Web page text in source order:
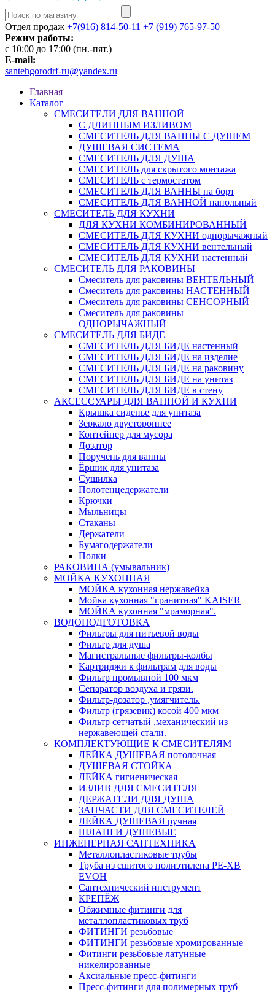
Отдел продаж +7(916) 814-50-11 +7 (919) 765-97-50
Режим работы:
c 10:00 до 17:00 (пн.-пят.)
E-mail:
santehgorodrf-ru@yandex.ru
Главная
Каталог
СМЕСИТЕЛИ ДЛЯ ВАННОЙ
С ДЛИННЫМ ИЗЛИВОМ
СМЕСИТЕЛЬ ДЛЯ ВАННЫ С ДУШЕМ
ДУШЕВАЯ СИСТЕМА
СМЕСИТЕЛЬ ДЛЯ ДУША
СМЕСИТЕЛЬ для скрытого монтажа
СМЕСИТЕЛЬ с термостатом
СМЕСИТЕЛЬ ДЛЯ ВАННЫ на борт
СМЕСИТЕЛЬ ДЛЯ ВАННОЙ напольный
СМЕСИТЕЛЬ ДЛЯ КУХНИ
ДЛЯ КУХНИ КОМБИНИРОВАННЫЙ
СМЕСИТЕЛЬ ДЛЯ КУХНИ однорычажный
СМЕСИТЕЛЬ ДЛЯ КУХНИ вентельный
СМЕСИТЕЛЬ ДЛЯ КУХНИ настенный
СМЕСИТЕЛЬ ДЛЯ РАКОВИНЫ
Смеситель для раковины ВЕНТЕЛЬНЫЙ
Смеситель для раковины НАСТЕННЫЙ
Смеситель для раковины СЕНСОРНЫЙ
Смеситель для раковины
ОДНОРЫЧАЖНЫЙ
СМЕСИТЕЛЬ ДЛЯ БИДЕ
СМЕСИТЕЛЬ ДЛЯ БИДЕ настенный
СМЕСИТЕЛЬ ДЛЯ БИДЕ на изделие
СМЕСИТЕЛЬ ДЛЯ БИДЕ на раковину
СМЕСИТЕЛЬ ДЛЯ БИДЕ на унитаз
СМЕСИТЕЛЬ ДЛЯ БИДЕ в стену
АКСЕССУАРЫ ДЛЯ ВАННОЙ И КУХНИ
Крышка сиденье для унитаза
Зеркало двустороннее
Контейнер для мусора
Дозатор
Поручень для ванны
Ёршик для унитаза
Сушилка
Полотенцедержатели
Крючки
Мыльницы
Стаканы
Держатели
Бумагодержатели
Полки
РАКОВИНА (умывальник)
МОЙКА КУХОННАЯ
МОЙКА кухонная нержавейка
Мойка кухонная "гранитная" KAISER
МОЙКА кухонная "мраморная".
ВОДОПОДГОТОВКА
Фильтры для питьевой воды
Фильтр для душа
Магистральные фильтры-колбы
Картриджи к фильтрам для воды
Фильтр промывной 100 мкм
Сепаратор воздуха и грязи.
Фильтр-дозатор ,умягчитель.
Фильтр (грязевик) косой 400 мкм
Фильтр сетчатый ,механический из
нержавеющей стали.
КОМПЛЕКТУЮЩИЕ К СМЕСИТЕЛЯМ
ЛЕЙКА ДУШЕВАЯ потолочная
ДУШЕВАЯ СТОЙКА
ЛЕЙКА гигиеническая
ИЗЛИВ ДЛЯ СМЕСИТЕЛЯ
ДЕРЖАТЕЛИ ДЛЯ ДУША
ЗАПЧАСТИ ДЛЯ СМЕСИТЕЛЕЙ
ЛЕЙКА ДУШЕВАЯ ручная
ШЛАНГИ ДУШЕВЫЕ
ИНЖЕНЕРНАЯ САНТЕХНИКА
Металлопластиковые трубы
Труба из сшитого полиэтилена PE-XB
EVOH
Сантехнический инструмент
КРЕПЁЖ
Обжимные фитинги для
металлопластиковых труб
ФИТИНГИ резьбовые
ФИТИНГИ резьбовые хромированные
Фитинги резьбовые латунные
никелированные
Аксиальные пресс-фитинги
Пресс-фитинги для полимерных труб